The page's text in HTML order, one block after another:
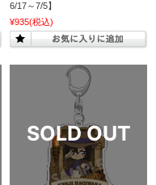
6/17～7/5】
¥935(税込)